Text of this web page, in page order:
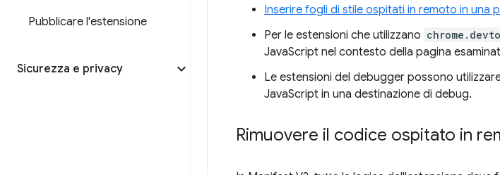
Pubblicare l'estensione
Sicurezza e privacy
Inserire fogli di stile ospitati in remoto in una
Per le estensioni che utilizzano
JavaScript nel contesto della pagina
Le estensioni del debugger possono
JavaScript in una destinazione di debug.
Rimuovere il codice ospitato in